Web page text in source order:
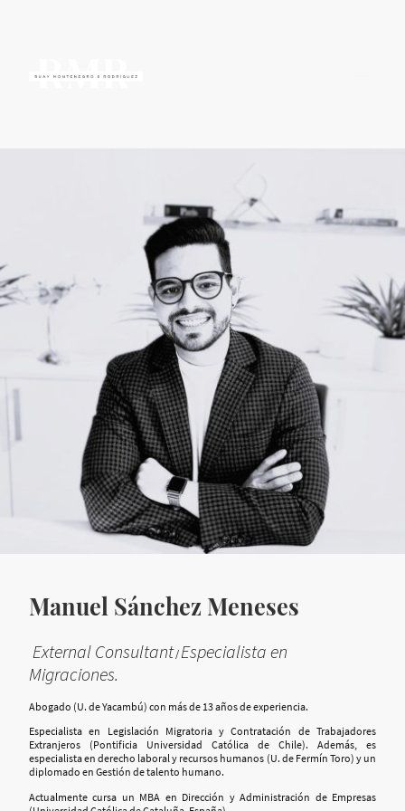
Manuel Sánchez Meneses
External Consultant/Especialista en
Migraciones.
Abogado (U. de Yacambú) con más de 13 años de experiencia.
Especialista en Legislación Migratoria y Contratación de Trabajadores
Extranjeros (Pontificia Universidad Católica de Chile). Además, es
especialista en derecho laboral y recursos humanos (U. de Fermín Toro) y un
diplomado en Gestión de talento humano.
Actualmente cursa un MBA en Dirección y Administración de Empresas